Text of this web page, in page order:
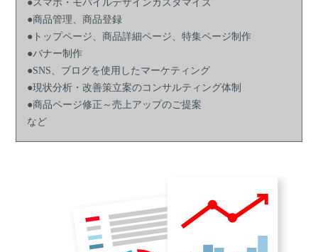
●スマホ・モバイルデザインカスタマイズ
●商品管理、商品登録
●トップページ、商品詳細ページ、特集ページ制作
●バナー制作
●SNS、ブログを使用したマーケティング
●現状分析・改善策立案のコンサルティング体制
●商品ページ修正～売上アップのご提案
など